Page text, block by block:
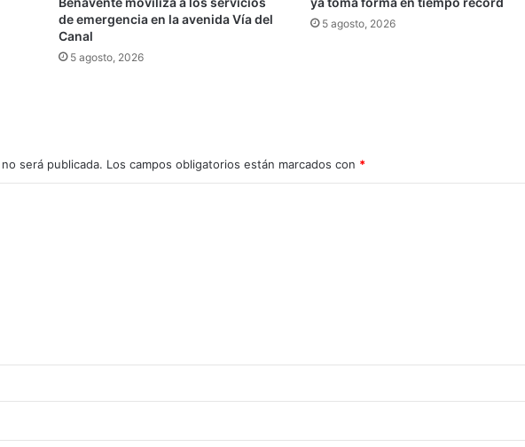
de emergencia en la avenida Vía del
Canal
5 agosto, 2026
5 agosto, 2026
será publicada. Los campos obligatorios están marcados con *